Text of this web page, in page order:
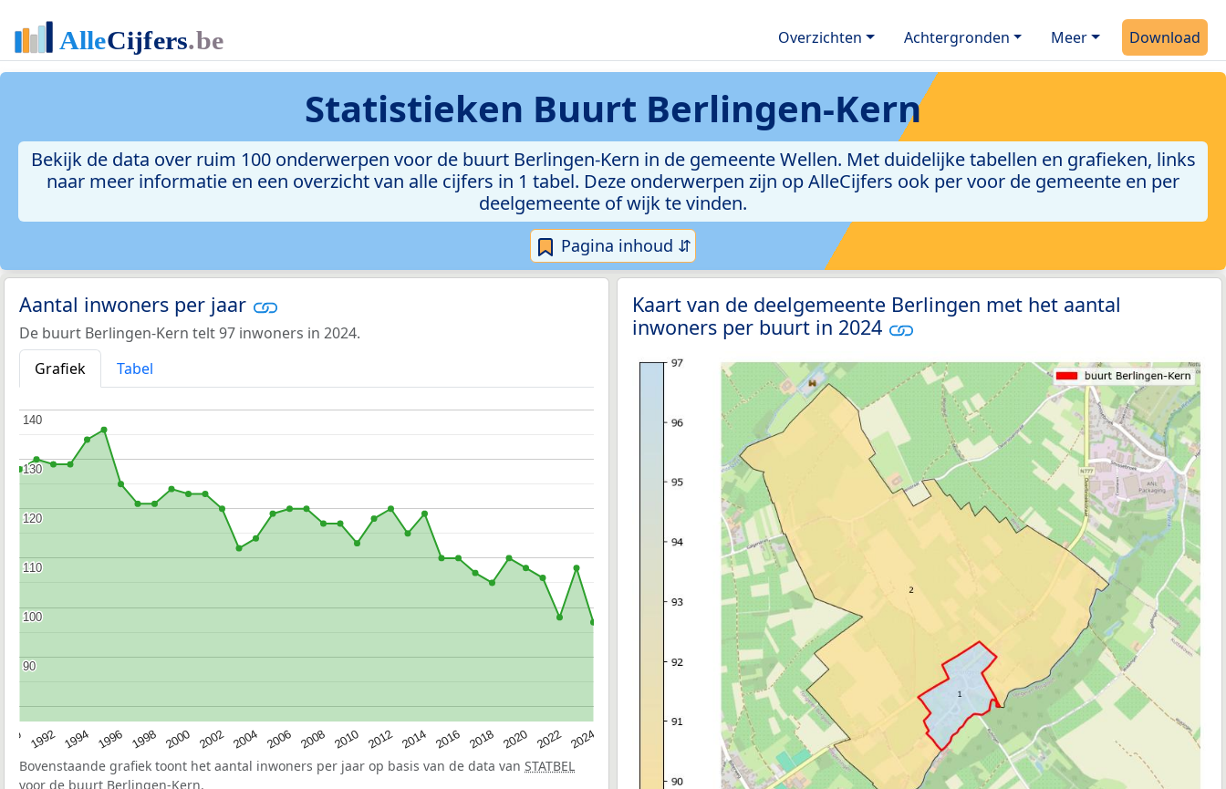
Overzichten Achtergronden Meer Download
Statistieken Buurt Berlingen-Kern
Bekijk de data over ruim 100 onderwerpen voor de buurt Berlingen-Kern in de gemeente Wellen. Met duidelijke tabellen en grafieken, links
naar meer informatie en een overzicht van alle cijfers in 1 tabel. Deze onderwerpen zijn op AlleCijfers ook per voor de gemeente en per
deelgemeente of wijk te vinden.
Pagina inhoud ⇵
Aantal inwoners per jaar
De buurt Berlingen-Kern telt 97 inwoners in 2024.
Grafiek
Tabel
1992 1994 1996 1998 2000 2002 2004 2006 2008 2010 2012 2014 2016 2018 2020 2022 2024
90
90
100
100
110
110
120
120
130
130
140
140
Bovenstaande grafiek toont het aantal inwoners per jaar op basis van de data van STATBEL
voor de buurt Berlingen-Kern.
Kaart van de deelgemeente Berlingen met het aantal
inwoners per buurt in 2024